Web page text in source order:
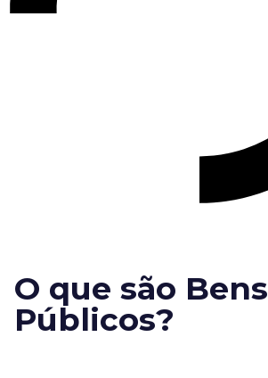
O que são Bens
Públicos?